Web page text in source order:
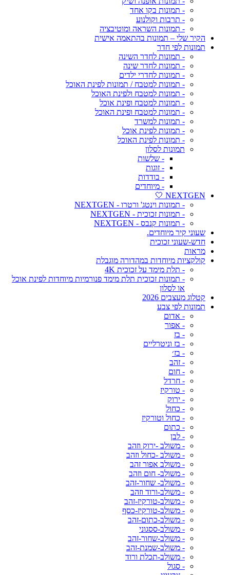
- תמונות בקו אחד
- תרבות וקולנוע
- תמונות השראה ומוטיבציה
הקיר שלי – תמונות בהתאמה אישית
תמונות לפי חדר
- תמונות לחדר השינה
- תמונות לחדר שינה
- תמונות לחדרי ילדים
- תמונות למטבח / תמונות לפינת האוכל
- תמונות למטבח ולפינת האוכל
- תמונות למטבח ופינת אוכל
- תמונות למטבח ופינת האוכל
- תמונות למשרד
- תמונות לפינת אוכל
- תמונות לפינת האוכל
תמונות לסלון
- שלשות
- זוגות
- בודדות
- מיוחדים
NEXTGEN 🤍
- תמונות וינטג' ורטרו - NEXTGEN
- תמונות זכוכית - NEXTGEN
- תמונות קנבס - NEXTGEN
שעוני קיר מיוחדים.
חדש-שעוני זכוכית
מראות
קולקציות מיוחדות במהדורה מוגבלת
- תלת מימד על זכוכית 4K
- תמונות זכוכית תלת מימד פנורמיות מיוחדות לפינת אוכל
או לסלון
קטלוג מעצבים 2026
תמונות לפי צבע
- אדום
- אפור
- בז
- בז וניטרליים
- בז׳
- זהב
- חום
- חרדל
- טורקיז
- ירוק
- כחול
- כחול וטורקיז
- כתום
- לבן
- משולב -ירוק וזהב
- משולב -כחול וזהב
- משולב אפור זהב
- משולב- חום וזהב
- משולב- שחור-זהב
- משולב-ורוד וזהב
- משולב-טורקיז-זהב
- משולב-טורקיז-כסף
- משולב-כתום-זהב
- משולב-ססגוני
- משולב-שחור-זהב
- משולב-שמנת-זהב
- משולב-תכלת ורוד
- סגול